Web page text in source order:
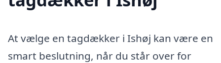
At vælge en tagdækker i Ishøj kan være en
smart beslutning, når du står over for